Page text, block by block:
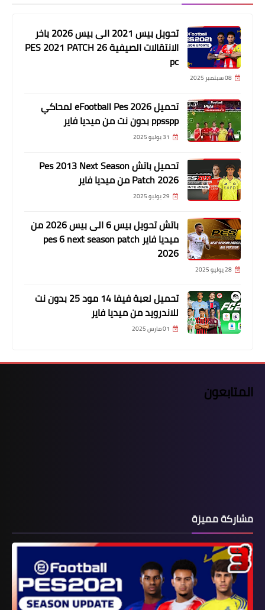
تحويل بيس 2021 الى بيس 2026 باخر
الانتقالات الصيفية PES 2021 PATCH 26
pc
08 سبتمبر 2025
تحميل eFootball Pes 2026 لمحاكي
ppsspp بدون نت من ميديا فاير
31 يوليو 2025
تحميل باتش Pes 2013 Next Season
Patch 2026 من ميديا فاير
29 يوليو 2025
باتش تحويل بيس 6 الى بيس 2026 من
ميديا فاير pes 6 next season patch
2026
28 يوليو 2025
تحميل لعبة فيفا 14 مود 25 بدون نت
للاندرويد من ميديا فاير
01 مارس 2025
المتابعون
مشاركة مميزة